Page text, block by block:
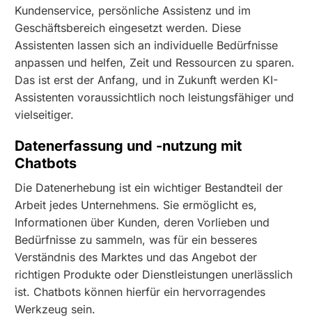
Kundenservice, persönliche Assistenz und im
Geschäftsbereich eingesetzt werden. Diese
Assistenten lassen sich an individuelle Bedürfnisse
anpassen und helfen, Zeit und Ressourcen zu sparen.
Das ist erst der Anfang, und in Zukunft werden KI-
Assistenten voraussichtlich noch leistungsfähiger und
vielseitiger.
Datenerfassung und -nutzung mit
Chatbots
Die Datenerhebung ist ein wichtiger Bestandteil der
Arbeit jedes Unternehmens. Sie ermöglicht es,
Informationen über Kunden, deren Vorlieben und
Bedürfnisse zu sammeln, was für ein besseres
Verständnis des Marktes und das Angebot der
richtigen Produkte oder Dienstleistungen unerlässlich
ist. Chatbots können hierfür ein hervorragendes
Werkzeug sein.